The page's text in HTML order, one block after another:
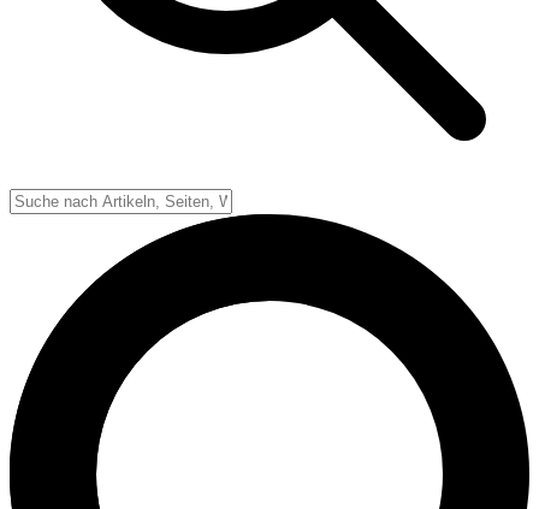
Football Regeln
Punkte & Scoring
Strafen & Fouls
Schiedsrichter
Football Lexikon